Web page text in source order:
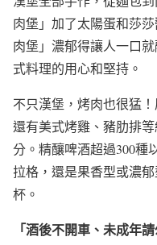
肉堡」加了太陽蛋和莎
肉堡」濃郁得讓人一口
式料理的用心和堅持。
不只漢堡，烤肉也很猛
還有美式烤雞、豬肋排
分。精釀啤酒超過300種
拉格，還是果香型或濃
杯。
「酒後不開車、未成年請